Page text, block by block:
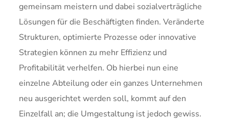
gemeinsam meistern und dabei sozialverträgliche
Lösungen für die Beschäftigten finden. Veränderte
Strukturen, optimierte Prozesse oder innovative
Strategien können zu mehr Effizienz und
Profitabilität verhelfen. Ob hierbei nun eine
einzelne Abteilung oder ein ganzes Unternehmen
neu ausgerichtet werden soll, kommt auf den
Einzelfall an; die Umgestaltung ist jedoch gewiss.